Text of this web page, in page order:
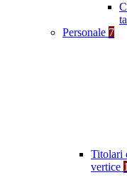
Personale 7
Titolari
vertice 1